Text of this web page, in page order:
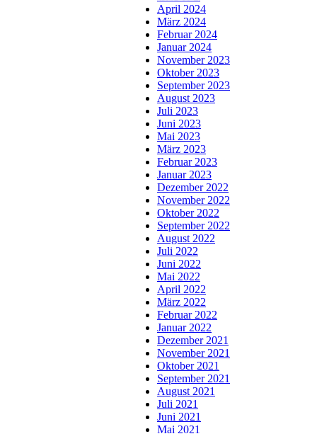
April 2024
März 2024
Februar 2024
Januar 2024
November 2023
Oktober 2023
September 2023
August 2023
Juli 2023
Juni 2023
Mai 2023
März 2023
Februar 2023
Januar 2023
Dezember 2022
November 2022
Oktober 2022
September 2022
August 2022
Juli 2022
Juni 2022
Mai 2022
April 2022
März 2022
Februar 2022
Januar 2022
Dezember 2021
November 2021
Oktober 2021
September 2021
August 2021
Juli 2021
Juni 2021
Mai 2021